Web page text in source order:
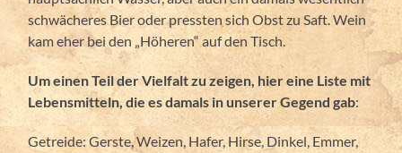
schwächeres Bier oder pressten sich Obst zu Saft. Wein
kam eher bei den „Höheren“ auf den Tisch.
Um einen Teil der Vielfalt zu zeigen, hier eine Liste mit
Lebensmitteln, die es damals in unserer Gegend gab:
Getreide: Gerste, Weizen, Hafer, Hirse, Dinkel, Emmer,